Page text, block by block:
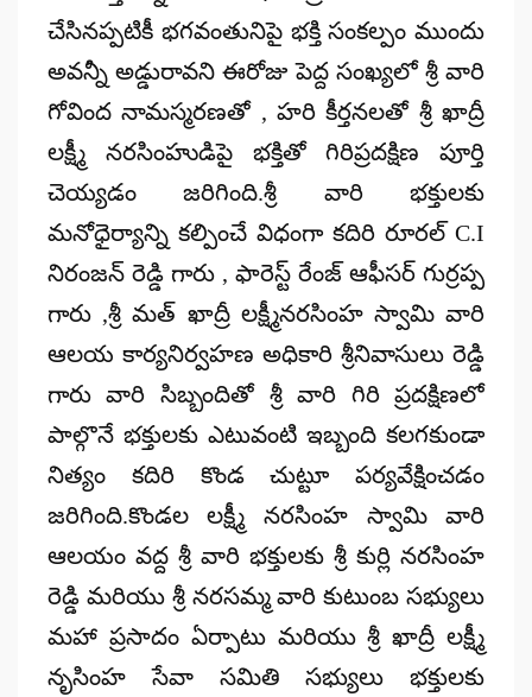
చేసినప్పటికీ భగవంతునిపై భక్తి సంకల్పం ముందు
అవన్నీ అడ్డురావని ఈరోజు పెద్ద సంఖ్యలో శ్రీ వారి
గోవింద నామస్మరణతో , హరి కీర్తనలతో శ్రీ ఖాద్రీ
లక్ష్మీ నరసింహుడిపై భక్తితో గిరిప్రదక్షిణ పూర్తి
చెయ్యడం జరిగింది.శ్రీ వారి భక్తులకు
మనోధైర్యాన్ని కల్పించే విధంగా కదిరి రూరల్ C.I
నిరంజన్ రెడ్డి గారు , ఫారెస్ట్ రేంజ్ ఆఫీసర్ గుర్రప్ప
గారు ,శ్రీ మత్ ఖాద్రీ లక్ష్మీనరసింహ స్వామి వారి
ఆలయ కార్యనిర్వహణ అధికారి శ్రీనివాసులు రెడ్డి
గారు వారి సిబ్బందితో శ్రీ వారి గిరి ప్రదక్షిణలో
పాల్గొనే భక్తులకు ఎటువంటి ఇబ్బంది కలగకుండా
నిత్యం కదిరి కొండ చుట్టూ పర్యవేక్షించడం
జరిగింది.కొండల లక్ష్మీ నరసింహ స్వామి వారి
ఆలయం వద్ద శ్రీ వారి భక్తులకు శ్రీ కుర్లి నరసింహ
రెడ్డి మరియు శ్రీ నరసమ్మ వారి కుటుంబ సభ్యులు
మహా ప్రసాదం ఏర్పాటు మరియు శ్రీ ఖాద్రీ లక్ష్మీ
నృసింహ సేవా సమితి సభ్యులు భక్తులకు